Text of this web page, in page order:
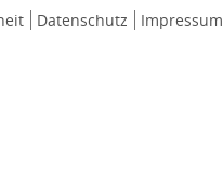
Datenschutz Impressum